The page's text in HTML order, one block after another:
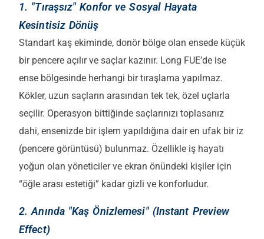
1. "Tıraşsız" Konfor ve Sosyal Hayata
Kesintisiz Dönüş
Standart kaş ekiminde, donör bölge olan ensede küçük
bir pencere açılır ve saçlar kazınır. Long FUE’de ise
ense bölgesinde herhangi bir tıraşlama yapılmaz.
Kökler, uzun saçların arasından tek tek, özel uçlarla
seçilir. Operasyon bittiğinde saçlarınızı toplasanız
dahi, ensenizde bir işlem yapıldığına dair en ufak bir iz
(pencere görüntüsü) bulunmaz. Özellikle iş hayatı
yoğun olan yöneticiler ve ekran önündeki kişiler için
“öğle arası estetiği” kadar gizli ve konforludur.
2. Anında "Kaş Önizlemesi" (Instant Preview
Effect)